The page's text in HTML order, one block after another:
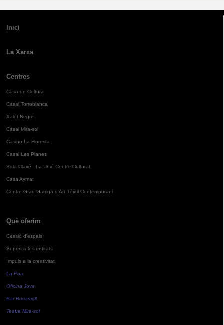
Inici
La Xarxa
Centres
Casa de Cultura
Casal Torreblanca
Xalet Negre
Casal Mira-sol
Casino La Floresta
Casal Les Planes
Sala Clavé - La Unió Centre Cultural
Casa Aymat
Centre Grau-Garriga d'Art Tèxtil Contemporani
Què oferim
Cessió d'espais
Suport a les entitats
Impuls a la creativitat
La Pua
Oficina Jove
Bar Bocamoll
Teatre Mira-sol